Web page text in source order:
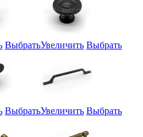
ВыбратьУвеличить Выбрать
ВыбратьУвеличить Выбрать